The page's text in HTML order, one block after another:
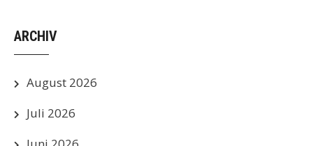
ARCHIV
August 2026
Juli 2026